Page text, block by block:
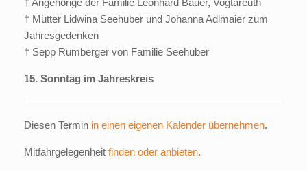
† Angehörige der Familie Leonhard Bauer, Vogtareuth
† Mütter Lidwina Seehuber und Johanna Adlmaier zum
Jahresgedenken
† Sepp Rumberger von Familie Seehuber
15. Sonntag im Jahreskreis
Diesen Termin in einen eigenen Kalender übernehmen.
Mitfahrgelegenheit finden oder anbieten.